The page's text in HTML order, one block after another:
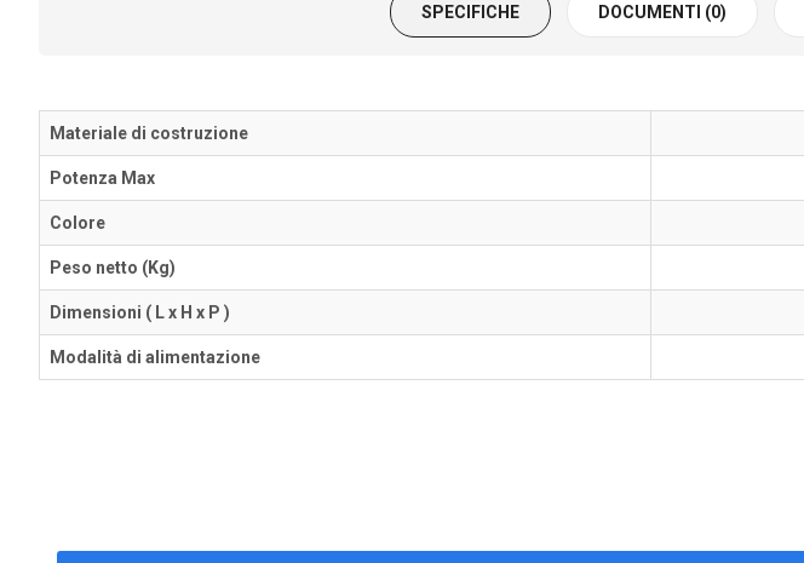
SPECIFICHE DOCUMENTI (0)
Materiale di costruzione
Potenza Max
Colore
Peso netto (Kg)
Dimensioni ( L x H x P )
Modalità di alimentazione